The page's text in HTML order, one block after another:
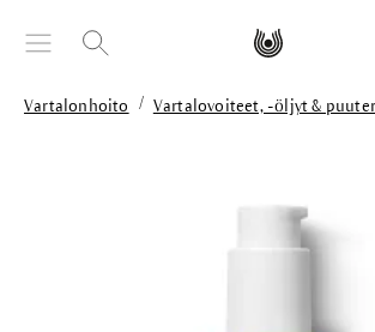
Vartalonhoito / Vartalovoiteet, -öljyt &